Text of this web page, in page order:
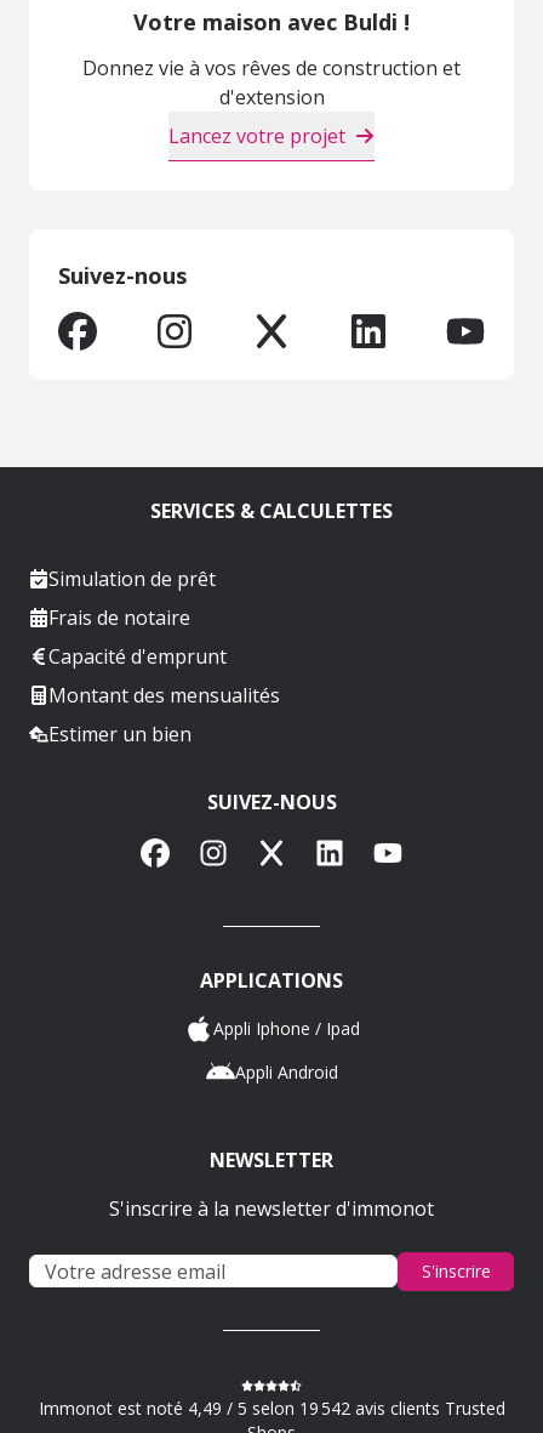
Votre maison avec Buldi !
Donnez vie à vos rêves de construction et
d'extension
Lancez votre projet
Suivez-nous
SERVICES & CALCULETTES
Simulation de prêt
Frais de notaire
Capacité d'emprunt
Montant des mensualités
Estimer un bien
SUIVEZ-NOUS
FacebookInstagram
X LinkedInYouTube
APPLICATIONS
Appli Iphone / Ipad
Appli Android
NEWSLETTER
S'inscrire à la newsletter d'immonot
S'inscrire
Immonot est noté 4,49 / 5 selon 19 542 avis clients Trusted